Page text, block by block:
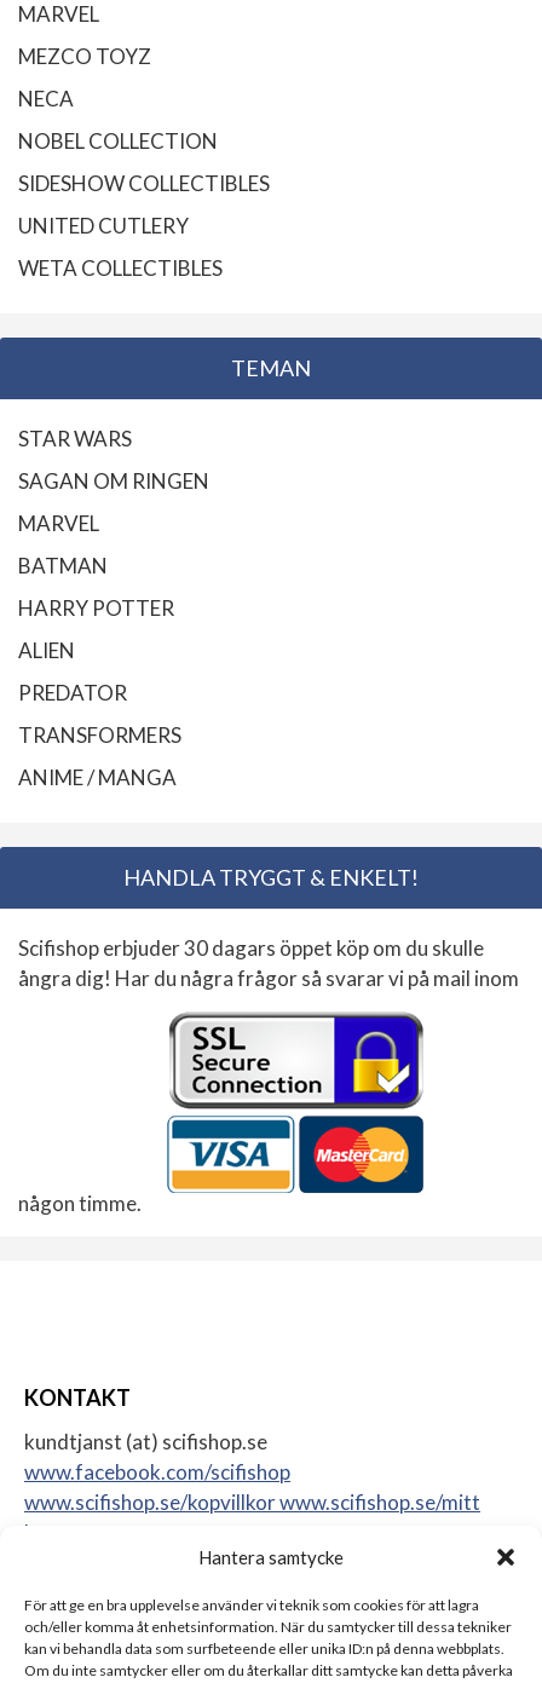
Hantera samtycke
För att ge en bra upplevelse använder vi teknik som cookies för att lagra
och/eller komma åt enhetsinformation. När du samtycker till dessa tekniker
kan vi behandla data som surfbeteende eller unika ID:n på denna webbplats.
Om du inte samtycker eller om du återkallar ditt samtycke kan detta påverka
MARVEL
MEZCO TOYZ
NECA
NOBEL COLLECTION
SIDESHOW COLLECTIBLES
UNITED CUTLERY
WETA COLLECTIBLES
TEMAN
STAR WARS
SAGAN OM RINGEN
MARVEL
BATMAN
HARRY POTTER
ALIEN
PREDATOR
TRANSFORMERS
ANIME / MANGA
HANDLA TRYGGT & ENKELT!
Scifishop erbjuder 30 dagars öppet köp om du skulle
ångra dig! Har du några frågor så svarar vi på mail inom
någon timme.
KONTAKT
kundtjanst (at) scifishop.se
www.facebook.com/scifishop
www.scifishop.se/kopvillkorwww.scifishop.se/mitt
konto
17562 Järfälla
Sweden